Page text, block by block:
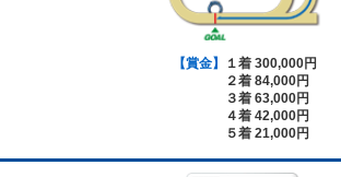
【賞金】
１着 300,000円
２着 84,000円
３着 63,000円
４着 42,000円
５着 21,000円